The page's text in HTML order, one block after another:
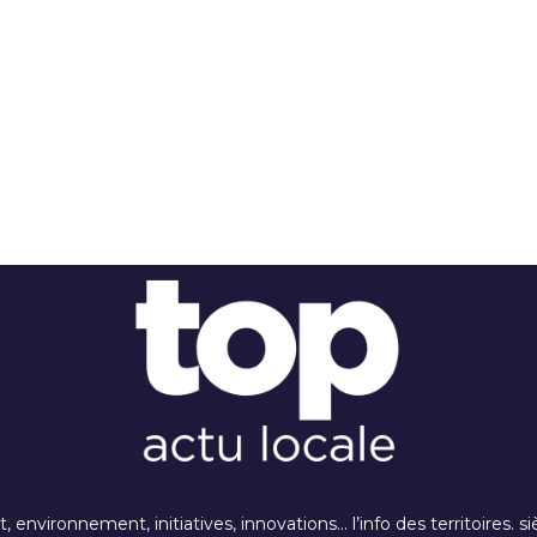
initiatives, innovations… l’info des territoires.